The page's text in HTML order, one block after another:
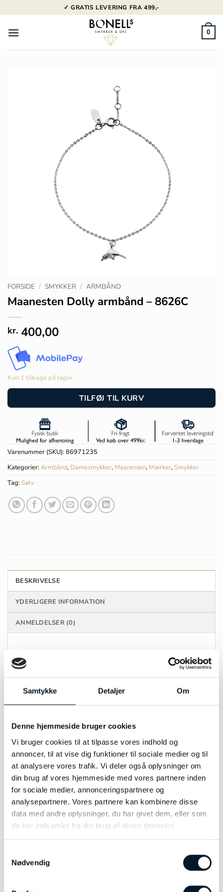
Samtykke Detaljer Om
Denne hjemmeside bruger cookies
Vi bruger cookies til at tilpasse vores indhold og
annoncer, til at vise dig funktioner til sociale medier og til
at analysere vores trafik. Vi deler også oplysninger om
din brug af vores hjemmeside med vores partnere inden
for sociale medier, annonceringspartnere og
analysepartnere. Vores partnere kan kombinere disse
data med andre oplysninger, du har givet dem, eller som
de har indsamlet fra din brug af deres tjenester.
Nødvendig
til
indhold
✓ GRATIS LEVERING FRA 499,-
0
FORSIDE / SMYKKER / ARMBÅND
Maanesten Dolly armbånd – 8626C
kr. 400,00
Kun 1 tilbage på lager
TILFØJ TIL KURV
Varenummer (SKU):86971235
Kategorier:Armbånd, Damesmykker, Maanesten, Mærker, Smykker
Tag: Sølv
BESKRIVELSE
YDERLIGERE INFORMATION
ANMELDELSER (0)
dyr. Lad denne positive skabning være en
lykkeamulet om dit håndled med Dolly-
armbåndet, når du sætter sejl mod sommeren.
RELATEREDE VARER
-33%